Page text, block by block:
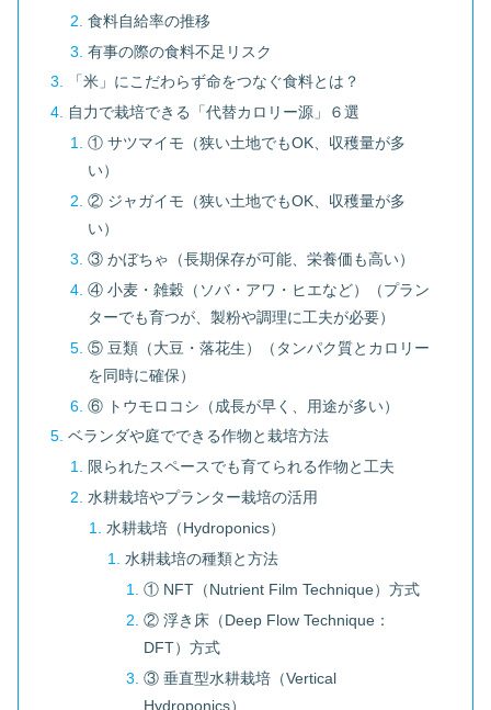
食料自給率の推移
有事の際の食料不足リスク
「米」にこだわらず命をつなぐ食料とは？
自力で栽培できる「代替カロリー源」６選
① サツマイモ（狭い土地でもOK、収穫量が多
い）
② ジャガイモ（狭い土地でもOK、収穫量が多
い）
③ かぼちゃ（長期保存が可能、栄養価も高い）
④ 小麦・雑穀（ソバ・アワ・ヒエなど）（プラン
ターでも育つが、製粉や調理に工夫が必要）
⑤ 豆類（大豆・落花生）（タンパク質とカロリー
を同時に確保）
⑥ トウモロコシ（成長が早く、用途が多い）
ベランダや庭でできる作物と栽培方法
限られたスペースでも育てられる作物と工夫
水耕栽培やプランター栽培の活用
水耕栽培（Hydroponics）
水耕栽培の種類と方法
① NFT（Nutrient Film Technique）方式
② 浮き床（Deep Flow Technique：
DFT）方式
③ 垂直型水耕栽培（Vertical
Hydroponics）